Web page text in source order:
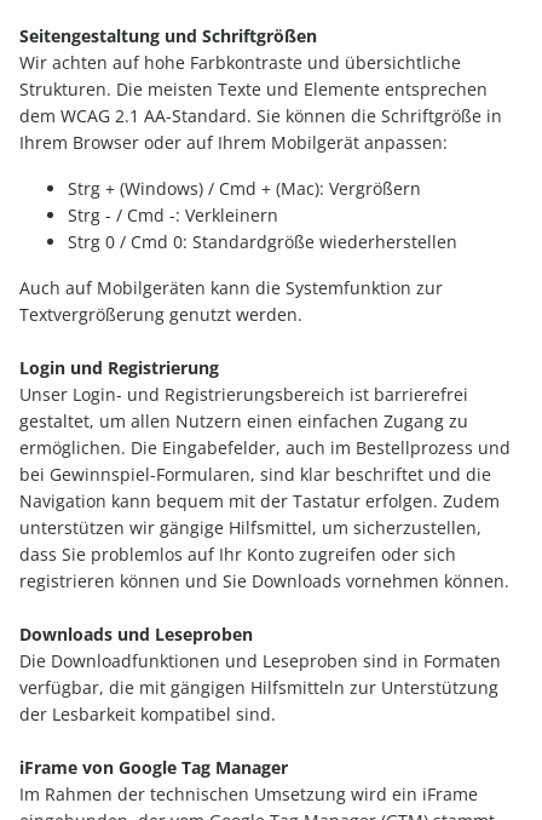
Seitengestaltung und Schriftgrößen
Wir achten auf hohe Farbkontraste und übersichtliche
Strukturen. Die meisten Texte und Elemente entsprechen
dem WCAG 2.1 AA-Standard. Sie können die Schriftgröße in
Ihrem Browser oder auf Ihrem Mobilgerät anpassen:
Strg + (Windows) / Cmd + (Mac): Vergrößern
Strg - / Cmd -: Verkleinern
Strg 0 / Cmd 0: Standardgröße wiederherstellen
Auch auf Mobilgeräten kann die Systemfunktion zur
Textvergrößerung genutzt werden.
Login und Registrierung
Unser Login- und Registrierungsbereich ist barrierefrei
gestaltet, um allen Nutzern einen einfachen Zugang zu
ermöglichen. Die Eingabefelder, auch im Bestellprozess und
bei Gewinnspiel-Formularen, sind klar beschriftet und die
Navigation kann bequem mit der Tastatur erfolgen. Zudem
unterstützen wir gängige Hilfsmittel, um sicherzustellen,
dass Sie problemlos auf Ihr Konto zugreifen oder sich
registrieren können und Sie Downloads vornehmen können.
Downloads und Leseproben
Die Downloadfunktionen und Leseproben sind in Formaten
verfügbar, die mit gängigen Hilfsmitteln zur Unterstützung
der Lesbarkeit kompatibel sind.
iFrame von Google Tag Manager
Im Rahmen der technischen Umsetzung wird ein iFrame